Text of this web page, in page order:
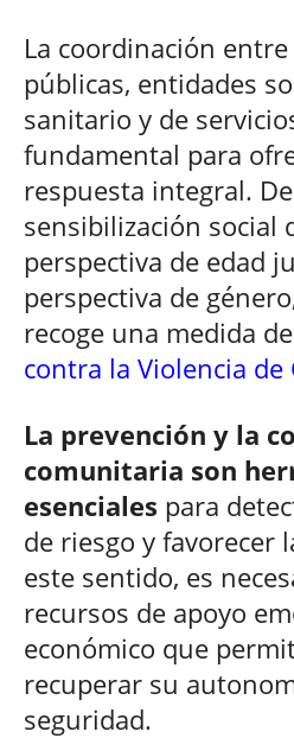
La coordinación
públicas, entidades
sanitario y de
fundamental para
respuesta integral.
sensibilización social
perspectiva de edad
perspectiva de
recoge una medida
contra la Violencia de
La prevención y la
comunitaria son
esenciales para
de riesgo y favorecer
este sentido, es
recursos de apoyo
económico que
recuperar su
seguridad.